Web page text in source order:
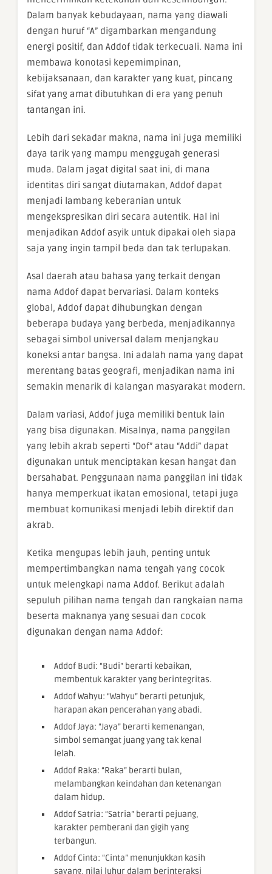
Dalam banyak kebudayaan, nama yang diawali
dengan huruf “A” digambarkan mengandung
energi positif, dan Addof tidak terkecuali. Nama ini
membawa konotasi kepemimpinan,
kebijaksanaan, dan karakter yang kuat, pincang
sifat yang amat dibutuhkan di era yang penuh
tantangan ini.
Lebih dari sekadar makna, nama ini juga memiliki
daya tarik yang mampu menggugah generasi
muda. Dalam jagat digital saat ini, di mana
identitas diri sangat diutamakan, Addof dapat
menjadi lambang keberanian untuk
mengekspresikan diri secara autentik. Hal ini
menjadikan Addof asyik untuk dipakai oleh siapa
saja yang ingin tampil beda dan tak terlupakan.
Asal daerah atau bahasa yang terkait dengan
nama Addof dapat bervariasi. Dalam konteks
global, Addof dapat dihubungkan dengan
beberapa budaya yang berbeda, menjadikannya
sebagai simbol universal dalam menjangkau
koneksi antar bangsa. Ini adalah nama yang dapat
merentang batas geografi, menjadikan nama ini
semakin menarik di kalangan masyarakat modern.
Dalam variasi, Addof juga memiliki bentuk lain
yang bisa digunakan. Misalnya, nama panggilan
yang lebih akrab seperti “Dof” atau “Addi” dapat
digunakan untuk menciptakan kesan hangat dan
bersahabat. Penggunaan nama panggilan ini tidak
hanya memperkuat ikatan emosional, tetapi juga
membuat komunikasi menjadi lebih direktif dan
akrab.
Ketika mengupas lebih jauh, penting untuk
mempertimbangkan nama tengah yang cocok
untuk melengkapi nama Addof. Berikut adalah
sepuluh pilihan nama tengah dan rangkaian nama
beserta maknanya yang sesuai dan cocok
digunakan dengan nama Addof:
Addof Budi: “Budi” berarti kebaikan,
membentuk karakter yang berintegritas.
Addof Wahyu: “Wahyu” berarti petunjuk,
harapan akan pencerahan yang abadi.
Addof Jaya: “Jaya” berarti kemenangan,
simbol semangat juang yang tak kenal
lelah.
Addof Raka: “Raka” berarti bulan,
melambangkan keindahan dan ketenangan
dalam hidup.
Addof Satria: “Satria” berarti pejuang,
karakter pemberani dan gigih yang
terbangun.
Addof Cinta: “Cinta” menunjukkan kasih
sayang, nilai luhur dalam berinteraksi